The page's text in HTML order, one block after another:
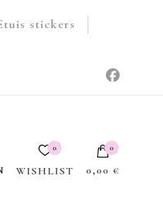
stickers
0
WISHLIST
0
0,00 €